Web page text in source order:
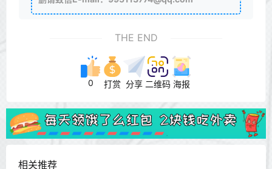
THE END
0 打赏 分享 二维码 海报
相关推荐